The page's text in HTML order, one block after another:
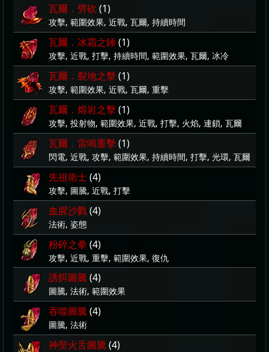
瓦爾．劈砍 (1)
攻擊, 範圍效果, 近戰, 瓦爾, 持續時間
瓦爾．冰霜之錘(1)
攻擊, 近戰, 打擊, 持續時間, 範圍效果, 瓦爾, 冰冷
瓦爾．裂地之擊(1)
攻擊, 範圍效果, 近戰, 瓦爾, 重擊
瓦爾．熔岩之擊(1)
攻擊, 投射物, 範圍效果, 近戰, 打擊, 火焰, 連鎖, 瓦爾
瓦爾．雷鳴重擊(1)
閃電, 近戰, 攻擊, 範圍效果, 持續時間, 打擊, 光環, 瓦爾
先祖衛士(4)
攻擊, 圖騰, 近戰, 打擊
血腥沙戮(4)
法術, 姿態
粉碎之拳 (4)
攻擊, 近戰, 重擊, 範圍效果, 復仇
誘餌圖騰 (4)
圖騰, 法術, 範圍效果
吞噬圖騰 (4)
圖騰, 法術
神聖火舌圖騰 (4)